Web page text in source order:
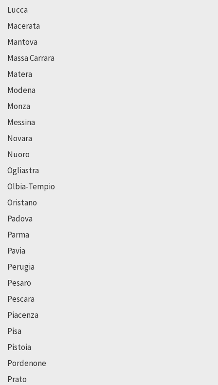
Lucca
Macerata
Mantova
Massa Carrara
Matera
Modena
Monza
Messina
Novara
Nuoro
Ogliastra
Olbia-Tempio
Oristano
Padova
Parma
Pavia
Perugia
Pesaro
Pescara
Piacenza
Pisa
Pistoia
Pordenone
Prato